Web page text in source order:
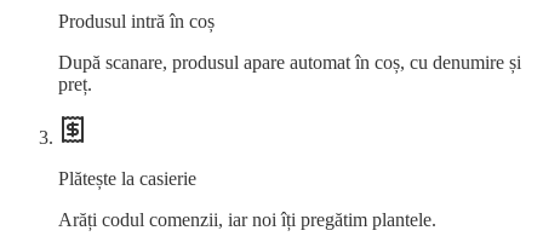
Produsul intră în coș
După scanare, produsul apare automat în coș, cu denumire și
preț.
Plătește la casierie
Arăți codul comenzii, iar noi îți pregătim plantele.